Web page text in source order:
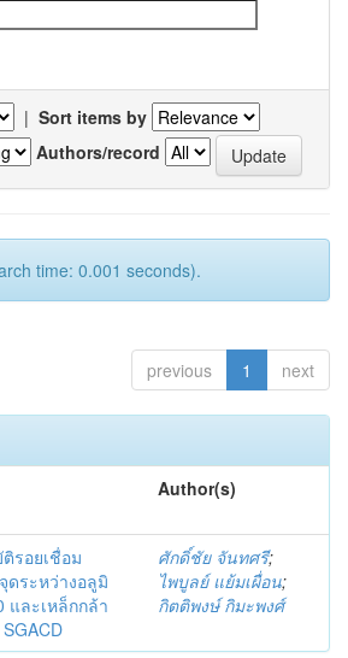
| Sort items by
Authors/record
time: 0.001 seconds).
previous 1 next
Author(s)
รอยเชื่อม
ระหว่างอลูมิ
และเหล็กกล้า
ศักดิ์ชัย จันทศรี;
ไพบูลย์ แย้มเผื่อน;
กิตติพงษ์ กิมะพงศ์